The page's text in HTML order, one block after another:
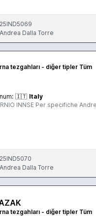
25IND5069
Andrea Dalla Torre
tezgahları - diğer tipler Tüm
🇮🇹 Italy
INNSE Per specifiche
25IND5070
Andrea Dalla Torre
tezgahları - diğer tipler Tüm